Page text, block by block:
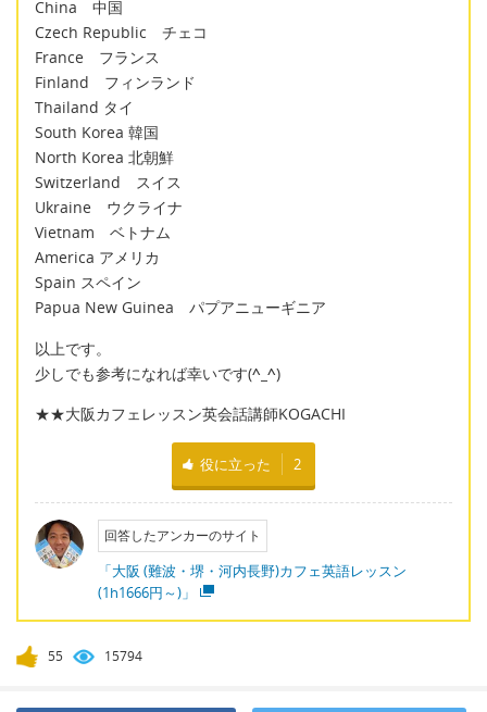
China 中国
Czech Republic チェコ
France フランス
Finland フィンランド
Thailand タイ
South Korea 韓国
North Korea 北朝鮮
Switzerland スイス
Ukraine ウクライナ
Vietnam ベトナム
America アメリカ
Spain スペイン
Papua New Guinea パプアニューギニア
以上です。
少しでも参考になれば幸いです(^_^)
★★大阪カフェレッスン英会話講師KOGACHI
役に立った 2
回答したアンカーのサイト
「大阪 (難波・堺・河内長野)カフェ英語レッスン
(1h1666円～)」
55 15794